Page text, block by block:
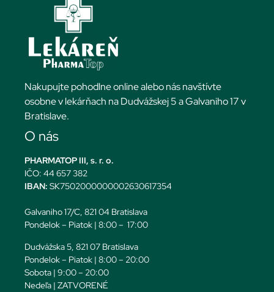
Nakupujte pohodlne online alebo nás navštívte
osobne v lekárňach na Dudvážskej 5 a Galvaniho 17 v
Bratislave.
O nás
PHARMATOP III, s. r. o.
IČO: 44 657 382
IBAN: SK7502000000002630617354
Galvaniho 17/C, 821 04 Bratislava
Pondelok – Piatok | 8:00 – 17:00
Dudvážska 5, 821 07 Bratislava
Pondelok – Piatok | 8:00 – 20:00
Sobota | 9:00 – 20:00
Nedeľa | ZATVORENÉ